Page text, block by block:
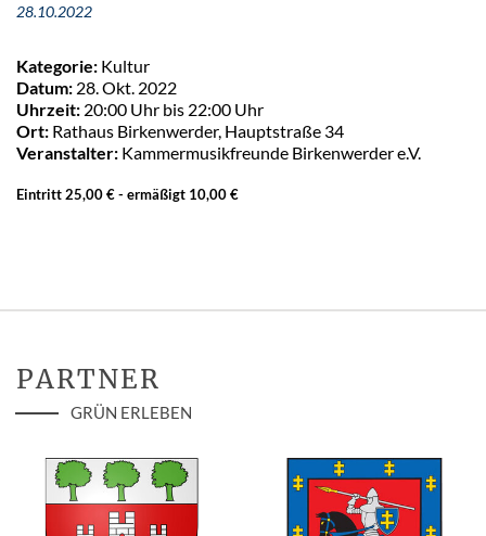
28.10.2022
Kategorie: Kultur
Datum: 28. Okt. 2022
Uhrzeit: 20:00 Uhr bis 22:00 Uhr
Ort: Rathaus Birkenwerder, Hauptstraße 34
Veranstalter: Kammermusikfreunde Birkenwerder e.V.
Eintritt 25,00 € - ermäßigt 10,00 €
PARTNER
GRÜN ERLEBEN